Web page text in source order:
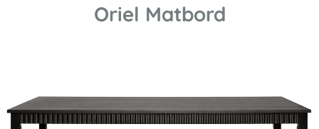
Oriel Matbord
bildgalleriet